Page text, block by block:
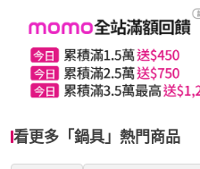
看更多「鍋具」熱門商品